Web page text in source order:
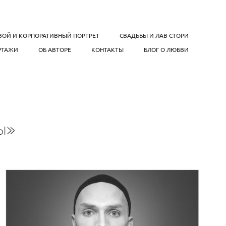
И КОРПОРАТИВНЫЙ ПОРТРЕТ
СВАДЬБЫ И ЛАВ СТОРИ
ОБ АВТОРЕ КОНТАКТЫ БЛОГ О ЛЮБВИ